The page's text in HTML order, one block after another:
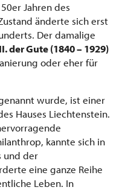
Jahren des
änderte sich erst
Der damalige
der Gute (1840 – 1929)
oder eher für
wurde, ist einer
Hauses Liechtenstein.
kannte sich in
und der
eine ganze Reihe
Leben. In